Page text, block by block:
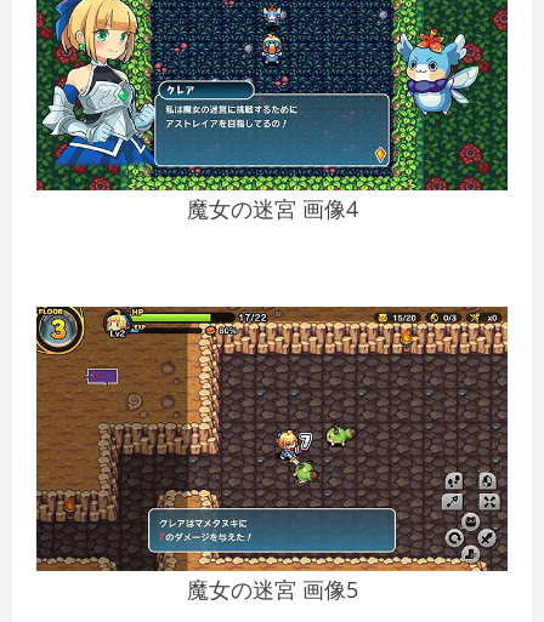
魔女の迷宮 画像4
魔女の迷宮 画像5